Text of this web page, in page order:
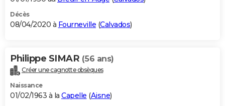
Décès
08/04/2020 à Fourneville (Calvados)
Philippe SIMAR (56 ans)
Créer une cagnotte obsèques
Naissance
01/02/1963 à la Capelle (Aisne)